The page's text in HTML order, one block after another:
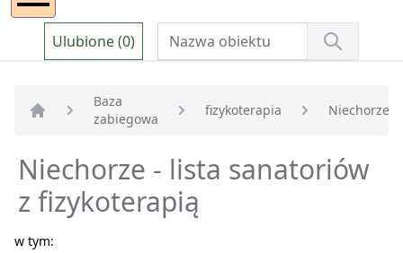
Ulubione (0)
Strona główna
Baza
zabiegowa
fizykoterapia Niechorze
Niechorze - lista sanatoriów
z fizykoterapią
w tym: